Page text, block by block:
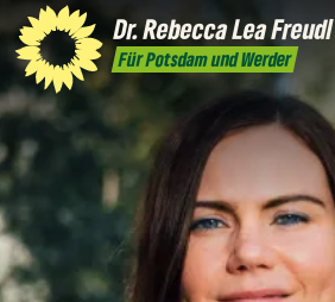
Dr. Rebecca LeaFreudl
Für Potsdam und Werder
mich Themen